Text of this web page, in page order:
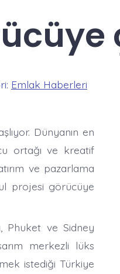
Emlak Haberleri
Dünyanın en
ortağı ve kreatif
ve pazarlama
projesi görücüye
Phuket ve Sidney
merkezli lüks
istediği Türkiye